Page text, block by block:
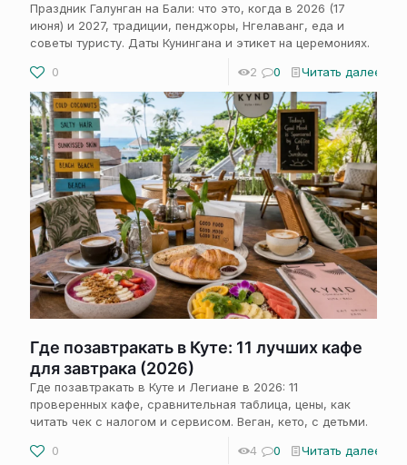
Праздник Галунган на Бали: что это, когда в 2026 (17
июня) и 2027, традиции, пенджоры, Нгелаванг, еда и
советы туристу. Даты Кунингана и этикет на церемониях.
0
2 0 Читать далее
Где позавтракать в Куте: 11 лучших кафе
для завтрака (2026)
Где позавтракать в Куте и Легиане в 2026: 11
проверенных кафе, сравнительная таблица, цены, как
читать чек с налогом и сервисом. Веган, кето, с детьми.
0
4 0 Читать далее